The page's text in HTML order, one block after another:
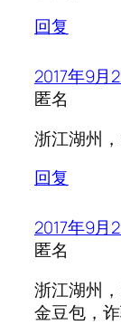
回复
2017年9月
匿名
浙江湖州
回复
2017年9月
匿名
浙江湖州
金豆包，